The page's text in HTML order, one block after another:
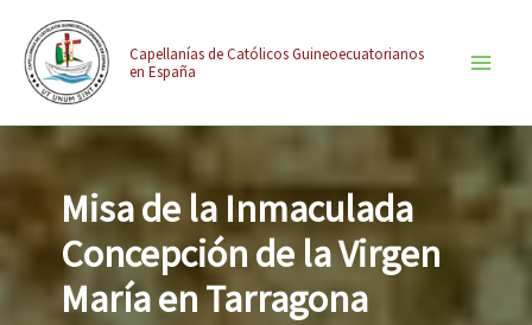
contenido
contenido
Capellanías de Católicos Guineoecuatorianos
en España
Misa de la Inmaculada
Concepción de la Virgen
María en Tarragona